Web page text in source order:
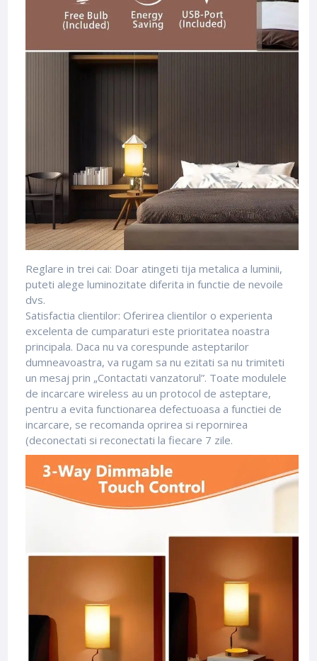
Reglare in trei cai: Doar atingeti tija metalica a luminii,
puteti alege luminozitate diferita in functie de nevoile
dvs.
Satisfactia clientilor: Oferirea clientilor o experienta
excelenta de cumparaturi este prioritatea noastra
principala. Daca nu va corespunde asteptarilor
dumneavoastra, va rugam sa nu ezitati sa nu trimiteti
un mesaj prin „Contactati vanzatorul”. Toate modulele
de incarcare wireless au un protocol de asteptare,
pentru a evita functionarea defectuoasa a functiei de
incarcare, se recomanda oprirea si repornirea
(deconectati si reconectati la fiecare 7 zile.